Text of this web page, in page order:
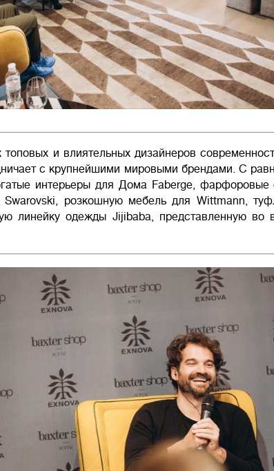
и влиятельных дизайнеров
с крупнейшими мировыми брендами. С
интерьеры для Дома Faberge, фарфоровые
Swarovski, розкошную мебель для Wittmann,
линейку одежды Jijibaba, представленную во